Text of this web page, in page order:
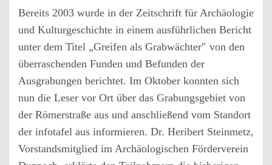
Bereits 2003 wurde in der Zeitschrift für Archäologie
und Kulturgeschichte in einem ausführlichen Bericht
unter dem Titel „Greifen als Grabwächter″ von den
überraschenden Funden und Befunden der
Ausgrabungen berichtet. Im Oktober konnten sich
nun die Leser vor Ort über das Grabungsgebiet von
der Römerstraße aus und anschließend vom Standort
der infotafel aus informieren. Dr. Heribert Steinmetz,
Vorstandsmitglied im Archäologischen Förderverein